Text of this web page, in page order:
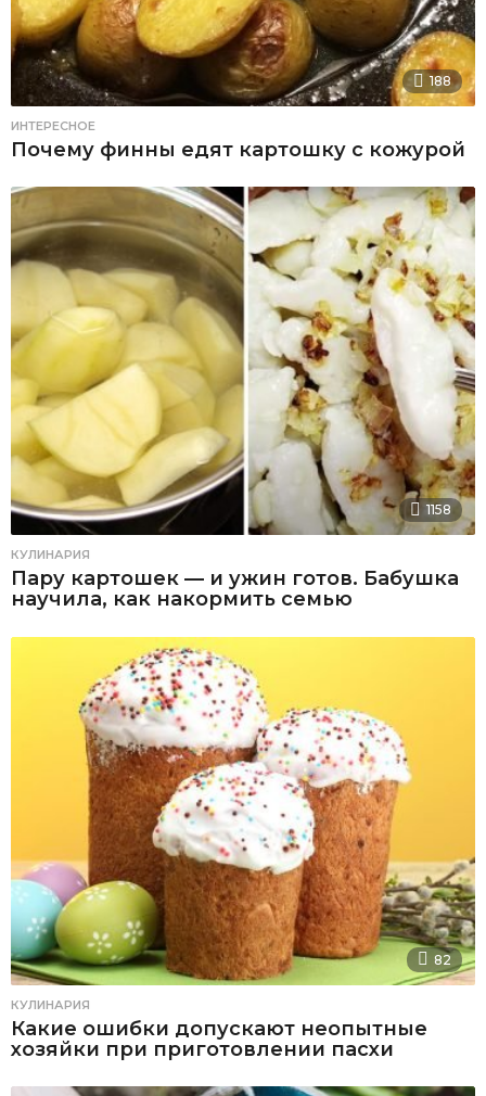
188
ИНТЕРЕСНОЕ
Почему финны едят картошку с кожурой
1158
КУЛИНАРИЯ
Пару картошек — и ужин готов. Бабушка
научила, как накормить семью
82
КУЛИНАРИЯ
Какие ошибки допускают неопытные
хозяйки при приготовлении пасхи